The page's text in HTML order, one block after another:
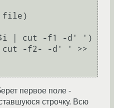
file)
первое поле -
строчку. Всю